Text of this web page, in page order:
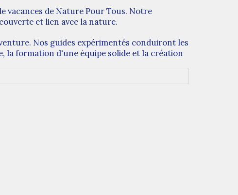
vacances de Nature Pour Tous. Notre
et lien avec la nature.
Nos guides expérimentés conduiront les
la formation d'une équipe solide et la création
jeux ludiques ou des soirées autour du feu de
de colonies de vacances axé sur la
et de forger des amitiés qui dureront